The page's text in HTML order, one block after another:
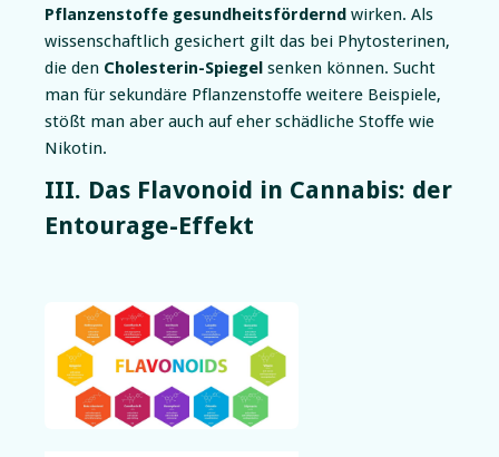
Pflanzenstoffe gesundheitsfördernd wirken. Als
wissenschaftlich gesichert gilt das bei Phytosterinen,
die den Cholesterin-Spiegel senken können. Sucht
man für sekundäre Pflanzenstoffe weitere Beispiele,
stößt man aber auch auf eher schädliche Stoffe wie
Nikotin.
III. Das Flavonoid in Cannabis: der
Entourage-Effekt